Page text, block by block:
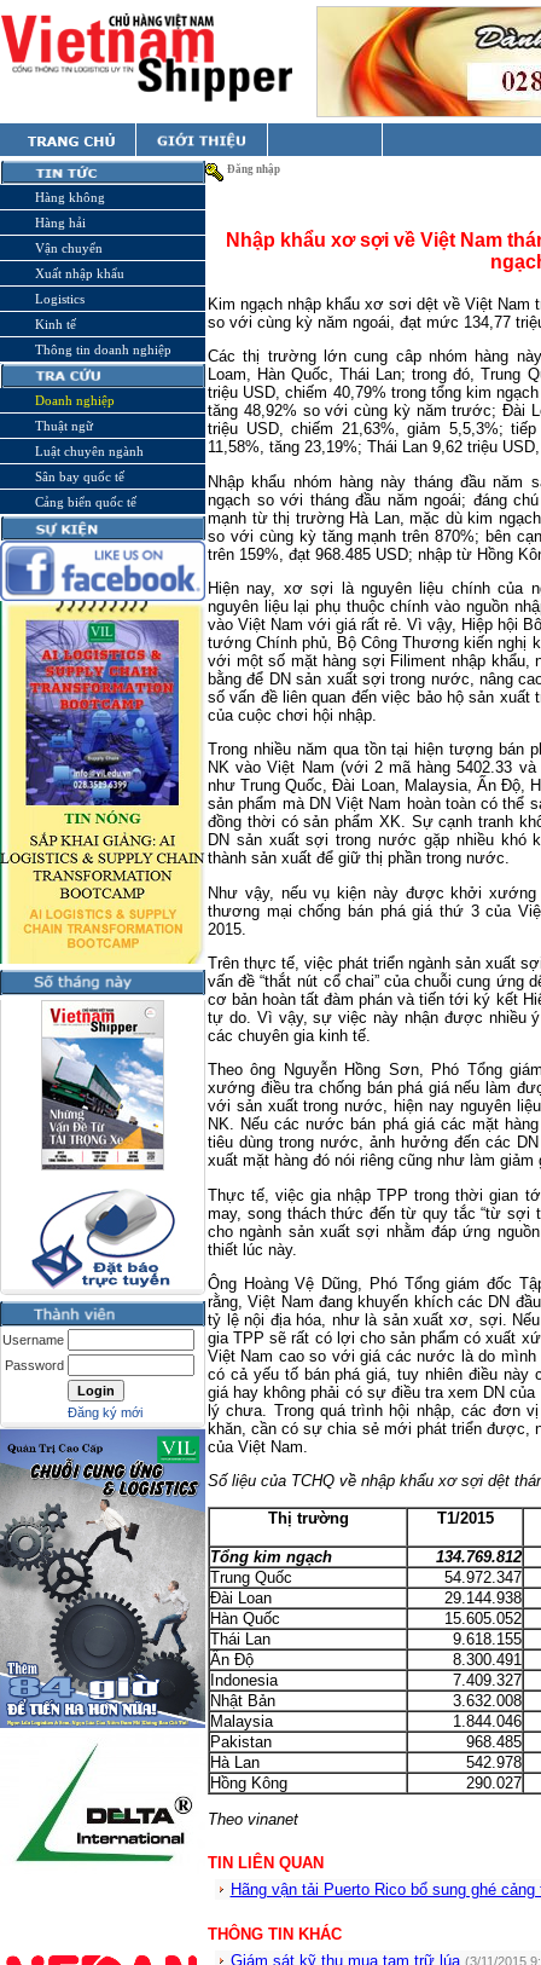
Hàng không
Hàng hải
Vận chuyển
Xuất nhập khẩu
Logistics
Kinh tế
Thông tin doanh nghiệp
Doanh nghiệp
Thuật ngữ
Luật chuyên ngành
Sân bay quốc tế
Cảng biển quốc tế
Username
Password
Đăng ký mới
Đăng nhập
Nhập khẩu xơ sợi về Việt Nam
Kim ngạch nhập khẩu xơ sơi dệt về Việt Nam
so với cùng kỳ năm ngoái, đạt mức 134,77
Các thị trường lớn cung câp nhóm hàng
Loam, Hàn Quốc, Thái Lan; trong đó, Trung
triệu USD, chiếm 40,79% trong tổng kim
tăng 48,92% so với cùng kỳ năm trước; Đài
triệu USD, chiếm 21,63%, giảm 5,5,3%;
11,58%, tăng 23,19%; Thái Lan 9,62 triệu
Nhập khẩu nhóm hàng này tháng đầu
ngạch so với tháng đầu năm ngoái; đáng
mạnh từ thị trường Hà Lan, mặc dù kim
so với cùng kỳ tăng mạnh trên 870%; bên
trên 159%, đạt 968.485 USD; nhập từ Hồng
Hiện nay, xơ sợi là nguyên liệu chính của
nguyên liệu lại phụ thuộc chính vào nguồn
vào Việt Nam với giá rất rẻ. Vì vậy, Hiệp hội
tướng Chính phủ, Bộ Công Thương kiến nghị
với một số mặt hàng sợi Filiment nhập khẩu,
bằng để DN sản xuất sợi trong nước, nâng
số vấn đề liên quan đến việc bảo hộ sản xuất
của cuộc chơi hội nhập.
Trong nhiều năm qua tồn tại hiện tượng bán
NK vào Việt Nam (với 2 mã hàng 5402.33
như Trung Quốc, Đài Loan, Malaysia, Ấn Độ,
sản phẩm mà DN Việt Nam hoàn toàn có thể
đồng thời có sản phẩm XK. Sự cạnh tranh
DN sản xuất sợi trong nước gặp nhiều khó
thành sản xuất để giữ thị phần trong nước.
Như vậy, nếu vụ kiện này được khởi
thương mại chống bán phá giá thứ 3 của
2015.
Trên thực tế, việc phát triển ngành sản xuất
vấn đề “thắt nút cổ chai” của chuỗi cung ứng
cơ bản hoàn tất đàm phán và tiến tới ký kết
tự do. Vì vậy, sự việc này nhận được nhiều
các chuyên gia kinh tế.
Theo ông Nguyễn Hồng Sơn, Phó Tổng
xướng điều tra chống bán phá giá nếu làm
với sản xuất trong nước, hiện nay nguyên
NK. Nếu các nước bán phá giá các mặt
tiêu dùng trong nước, ảnh hưởng đến các
xuất mặt hàng đó nói riêng cũng như làm
Thực tế, việc gia nhập TPP trong thời gian
may, song thách thức đến từ quy tắc “từ
cho ngành sản xuất sợi nhằm đáp ứng
thiết lúc này.
Ông Hoàng Vệ Dũng, Phó Tổng giám đốc
rằng, Việt Nam đang khuyến khích các DN
tỷ lệ nội địa hóa, như là sản xuất xơ, sợi.
gia TPP sẽ rất có lợi cho sản phẩm có xuất
Việt Nam cao so với giá các nước là do
có cả yếu tố bán phá giá, tuy nhiên điều này
giá hay không phải có sự điều tra xem DN
lý chưa. Trong quá trình hội nhập, các đơn
khăn, cần có sự chia sẻ mới phát triển được,
của Việt Nam.
Số liệu của TCHQ về nhập khẩu xơ sợi dệt
Thị trường T1/2015
Tổng kim ngạch
134.769.812
Trung Quốc
54.972.347
Đài Loan
29.144.938
Hàn Quốc
15.605.052
Thái Lan
9.618.155
Ấn Độ
8.300.491
Indonesia
7.409.327
Nhật Bản
3.632.008
Malaysia
1.844.046
Pakistan
968.485
Hà Lan
542.978
Hồng Kông
290.027
Theo vinanet
TIN LIÊN QUAN
Hãng vận tải Puerto Rico bổ sung ghé
THÔNG TIN KHÁC
Giám sát kỹ thu mua tạm trữ lúa (3/11/2015